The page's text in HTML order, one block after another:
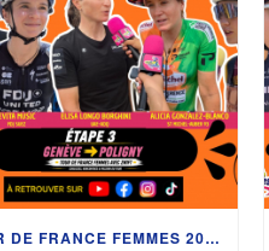
TOUR DE FRANCE FEMMES 2026 : ELISA LONGO BORGHINI, ÉVITA MUZIC, JULIE BEGO, ALICIA GONZÁLEZ ET LES SECRETS DU LAC LÉMAN AVEC DÉDÉ